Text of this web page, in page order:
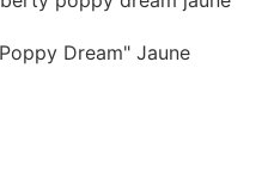
Dream" Jaune